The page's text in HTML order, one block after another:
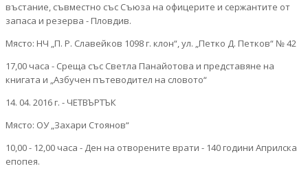
въстание, съвместно със Съюза на офицерите и сержантите от
запаса и резерва - Пловдив.
Място: НЧ „П. Р. Славейков 1098 г. клон“, ул. „Петко Д. Петков“ № 42
17,00 часа - Среща със Светла Панайотова и представяне на
книгата и „Азбучен пътеводител на словото“
14. 04. 2016 г. - ЧЕТВЪРТЪК
Място: ОУ „Захари Стоянов“
10,00 - 12,00 часа - Ден на отворените врати - 140 години Априлска
епопея.